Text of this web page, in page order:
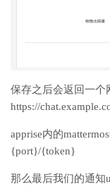
保存之后会返回一个
https://
apprise内的
{port}/{token}
那么最后我们的通知